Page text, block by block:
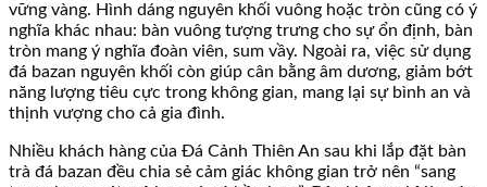
vững vàng. Hình dáng nguyên khối vuông hoặc tròn cũng có ý
nghĩa khác nhau: bàn vuông tượng trưng cho sự ổn định, bàn
tròn mang ý nghĩa đoàn viên, sum vầy. Ngoài ra, việc sử dụng
đá bazan nguyên khối còn giúp cân bằng âm dương, giảm bớt
năng lượng tiêu cực trong không gian, mang lại sự bình an và
thịnh vượng cho cả gia đình.
Nhiều khách hàng của Đá Cảnh Thiên An sau khi lắp đặt bàn
trà đá bazan đều chia sẻ cảm giác không gian trở nên “sang